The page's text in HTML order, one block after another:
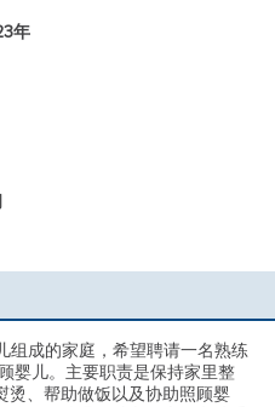
年
组成的家庭，希望聘请一名熟练
婴儿。主要职责是保持家里整
烫、帮助做饭以及协助照顾婴